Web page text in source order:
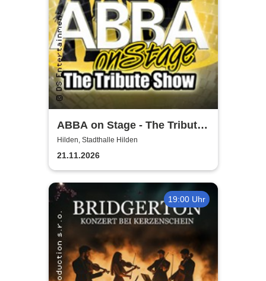
ABBA on Stage - The Tribute
Show
Hilden, Stadthalle Hilden
21.11.2026
19:00 Uhr